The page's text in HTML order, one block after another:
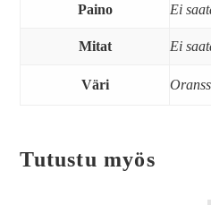
Paino Ei
Mitat Ei
Väri
Tutustu myös